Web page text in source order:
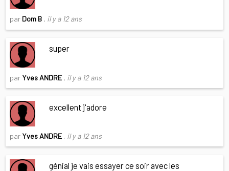
par Dom B , il y a 12 ans
super
par Yves ANDRE , il y a 12 ans
excellent j'adore
par Yves ANDRE , il y a 12 ans
génial je vais essayer ce soir avec les